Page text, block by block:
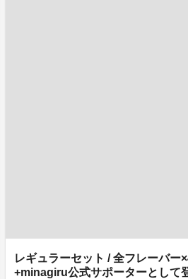
レギュラーセット / 全フレーバー
+minagiru公式サポーターとして